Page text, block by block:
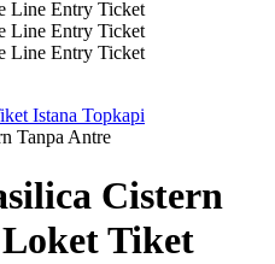
Istana Topkapi
Tanpa Antre
Cistern
Tiket